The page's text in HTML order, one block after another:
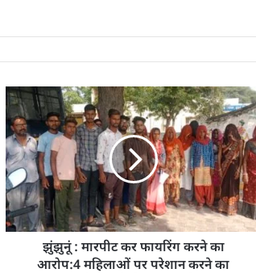
झुंझुनूं : मारपीट कर फायरिंग करने का
आरोप:4 महिलाओं पर परेशान करने का